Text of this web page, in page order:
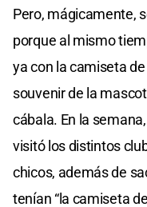
Pero, mágicamente,
porque al mismo
ya con la camiseta
souvenir de la
cábala. En la
visitó los distintos
chicos, además de
tenían “la camiseta